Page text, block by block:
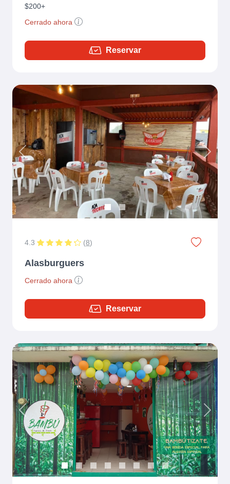
$200+
Cerrado ahora
Reservar
Previous Next
4.3 (8)
Alasburguers
Cerrado ahora
Reservar
Previous Next